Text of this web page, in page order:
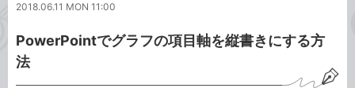
ネ
ト
2018.06.11 MON 11:00
PowerPointでグラフの項目軸を縦書きにする方
法